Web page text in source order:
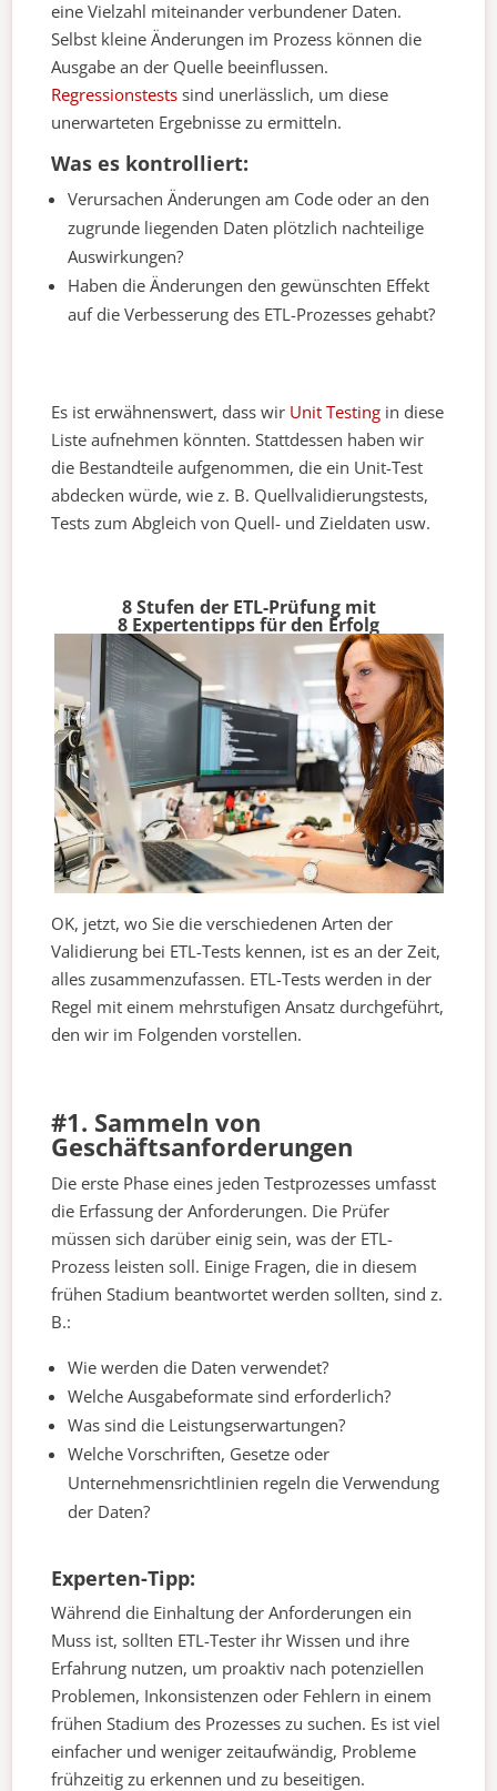
eine Vielzahl miteinander verbundener Daten.
Selbst kleine Änderungen im Prozess können die
Ausgabe an der Quelle beeinflussen.
Regressionstests sind unerlässlich, um diese
unerwarteten Ergebnisse zu ermitteln.
Was es kontrolliert:
Verursachen Änderungen am Code oder an den
zugrunde liegenden Daten plötzlich nachteilige
Auswirkungen?
Haben die Änderungen den gewünschten Effekt
auf die Verbesserung des ETL-Prozesses gehabt?
Es ist erwähnenswert, dass wir Unit Testing in diese
Liste aufnehmen könnten. Stattdessen haben wir
die Bestandteile aufgenommen, die ein Unit-Test
abdecken würde, wie z. B. Quellvalidierungstests,
Tests zum Abgleich von Quell- und Zieldaten usw.
8 Stufen der ETL-Prüfung mit
8 Expertentipps für den Erfolg
OK, jetzt, wo Sie die verschiedenen Arten der
Validierung bei ETL-Tests kennen, ist es an der Zeit,
alles zusammenzufassen. ETL-Tests werden in der
Regel mit einem mehrstufigen Ansatz durchgeführt,
den wir im Folgenden vorstellen.
#1. Sammeln von
Geschäftsanforderungen
Die erste Phase eines jeden Testprozesses umfasst
die Erfassung der Anforderungen. Die Prüfer
müssen sich darüber einig sein, was der ETL-
Prozess leisten soll. Einige Fragen, die in diesem
frühen Stadium beantwortet werden sollten, sind z.
B.:
Wie werden die Daten verwendet?
Welche Ausgabeformate sind erforderlich?
Was sind die Leistungserwartungen?
Welche Vorschriften, Gesetze oder
Unternehmensrichtlinien regeln die Verwendung
der Daten?
Experten-Tipp:
Während die Einhaltung der Anforderungen ein
Muss ist, sollten ETL-Tester ihr Wissen und ihre
Erfahrung nutzen, um proaktiv nach potenziellen
Problemen, Inkonsistenzen oder Fehlern in einem
frühen Stadium des Prozesses zu suchen. Es ist viel
einfacher und weniger zeitaufwändig, Probleme
frühzeitig zu erkennen und zu beseitigen.